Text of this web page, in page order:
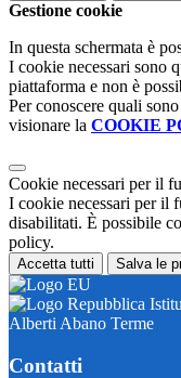
Gestione cookie
In questa schermata è
I cookie necessari sono
piattaforma e non è
Per conoscere quali
visionare la COOKIE
Cookie necessari per il
I cookie necessari per il
disabilitati. È possibile
policy.
Accetta tutti Salva le
Alberti Abano Terme
Contatti